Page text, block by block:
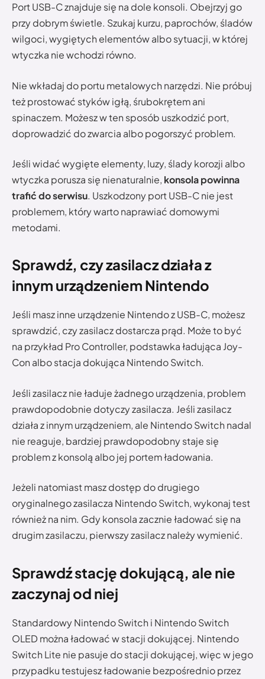
Port USB-C znajduje się na dole konsoli. Obejrzyj go
przy dobrym świetle. Szukaj kurzu, paprochów, śladów
wilgoci, wygiętych elementów albo sytuacji, w której
wtyczka nie wchodzi równo.
Nie wkładaj do portu metalowych narzędzi. Nie próbuj
też prostować styków igłą, śrubokrętem ani
spinaczem. Możesz w ten sposób uszkodzić port,
doprowadzić do zwarcia albo pogorszyć problem.
Jeśli widać wygięte elementy, luzy, ślady korozji albo
wtyczka porusza się nienaturalnie, konsola powinna
trafić do serwisu. Uszkodzony port USB-C nie jest
problemem, który warto naprawiać domowymi
metodami.
Sprawdź, czy zasilacz działa z
innym urządzeniem Nintendo
Jeśli masz inne urządzenie Nintendo z USB-C, możesz
sprawdzić, czy zasilacz dostarcza prąd. Może to być
na przykład Pro Controller, podstawka ładująca Joy-
Con albo stacja dokująca Nintendo Switch.
Jeśli zasilacz nie ładuje żadnego urządzenia, problem
prawdopodobnie dotyczy zasilacza. Jeśli zasilacz
działa z innym urządzeniem, ale Nintendo Switch nadal
nie reaguje, bardziej prawdopodobny staje się
problem z konsolą albo jej portem ładowania.
Jeżeli natomiast masz dostęp do drugiego
oryginalnego zasilacza Nintendo Switch, wykonaj test
również na nim. Gdy konsola zacznie ładować się na
drugim zasilaczu, pierwszy zasilacz należy wymienić.
Sprawdź stację dokującą, ale nie
zaczynaj od niej
Standardowy Nintendo Switch i Nintendo Switch
OLED można ładować w stacji dokującej. Nintendo
Switch Lite nie pasuje do stacji dokującej, więc w jego
przypadku testujesz ładowanie bezpośrednio przez